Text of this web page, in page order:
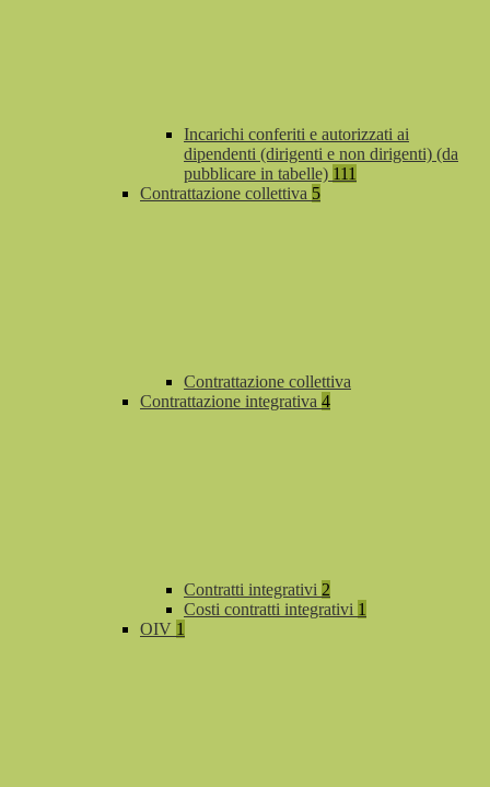
Incarichi conferiti e autorizzati ai
dipendenti (dirigenti e non dirigenti) (da
pubblicare in tabelle) 111
Contrattazione collettiva 5
Contrattazione collettiva
Contrattazione integrativa 4
Contratti integrativi 2
Costi contratti integrativi 1
OIV 1